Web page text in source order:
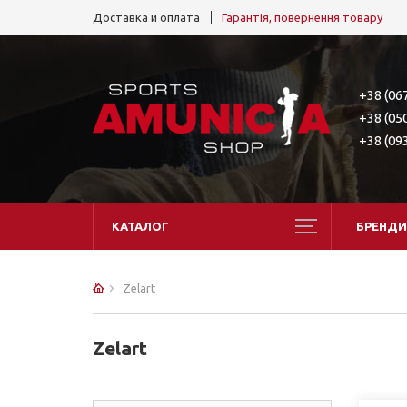
Доставка и оплата Гарантія, повернення товару
+38
+38
+38
КАТАЛОГ БРЕНДИ
Zelart
Zelart